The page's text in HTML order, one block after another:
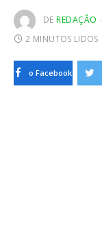
DE REDAÇÃO
2 MINUTOS LIDOS
o Facebook